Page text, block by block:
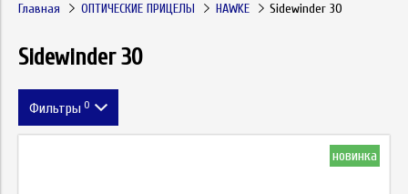
Главная ОПТИЧЕСКИЕ ПРИЦЕЛЫ HAWKE Sidewinder 30
Sidewinder 30
Фильтры 0
новинка